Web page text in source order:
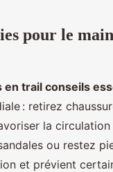
pour le
en trail conseils
: retirez
la
ou restez
et prévient